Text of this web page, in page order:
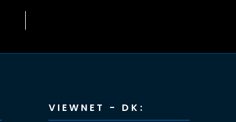
VIEWNET - DK: